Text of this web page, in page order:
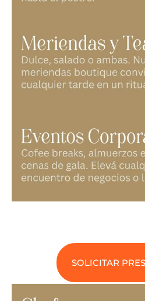
SOLICITAR